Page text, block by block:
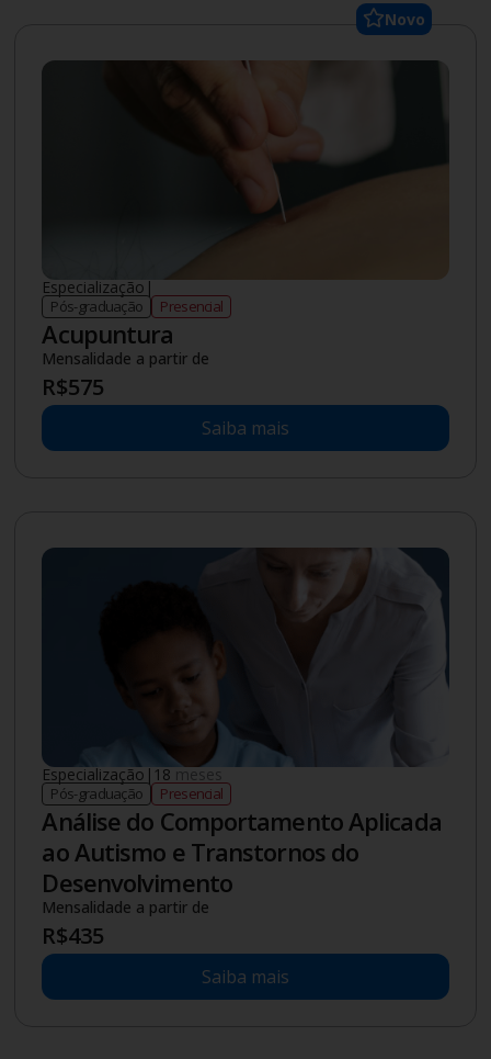
Novo
Especialização |
Pós-graduação Presencial
Acupuntura
Mensalidade a partir de
R$575
Saiba mais
Especialização | 18 meses
Pós-graduação Presencial
Análise do Comportamento Aplicada
ao Autismo e Transtornos do
Desenvolvimento
Mensalidade a partir de
R$435
Saiba mais